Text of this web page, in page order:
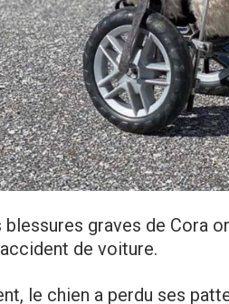
blessures graves de Cora
de voiture.
le chien a perdu ses